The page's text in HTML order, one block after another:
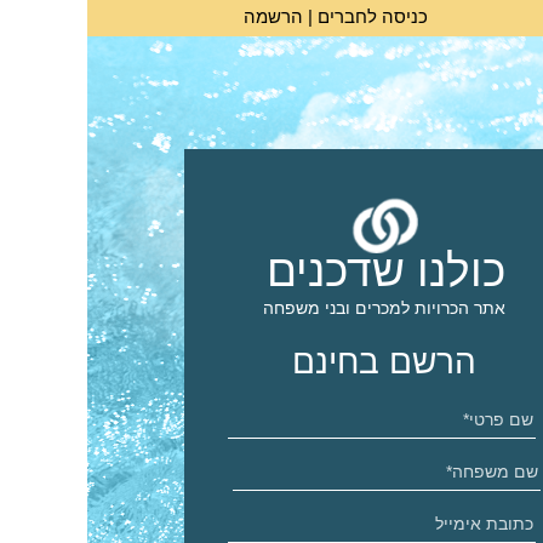
כניסה לחברים | הרשמה
כולנו שדכנים
אתר הכרויות למכרים ובני משפחה
הרשם בחינם